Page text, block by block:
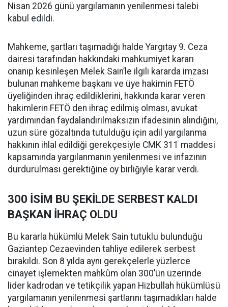
Nisan 2026 günü yargılamanın yenilenmesi talebi
kabul edildi.
Mahkeme, şartları taşımadığı halde Yargıtay 9. Ceza
dairesi tarafından hakkındaki mahkumiyet kararı
onanıp kesinleşen Melek Sain’le ilgili kararda imzası
bulunan mahkeme başkanı ve üye hakimin FETÖ
üyeliğinden ihraç edildiklerini, hakkında karar veren
hakimlerin FETÖ den ihraç edilmiş olması, avukat
yardımından faydalandırılmaksızın ifadesinin alındığını,
uzun süre gözaltında tutulduğu için adil yargılanma
hakkının ihlal edildiği gerekçesiyle CMK 311 maddesi
kapsamında yargılanmanın yenilenmesi ve infazının
durdurulması gerektiğine oy birliğiyle karar verdi.
300 İSİM BU ŞEKİLDE SERBEST KALDI
BAŞKAN İHRAÇ OLDU
Bu kararla hükümlü Melek Sain tutuklu bulunduğu
Gaziantep Cezaevinden tahliye edilerek serbest
bırakıldı. Son 8 yılda aynı gerekçelerle yüzlerce
cinayet işlemekten mahkûm olan 300’ün üzerinde
lider kadrodan ve tetikçilik yapan Hizbullah hükümlüsü
yargılamanın yenilenmesi şartlarını taşımadıkları halde